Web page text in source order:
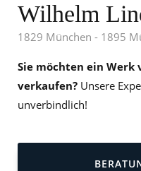
Wilhelm
1829 München - 1895
Sie möchten ein
verkaufen? Unsere
unverbindlich!